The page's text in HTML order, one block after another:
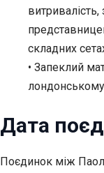
складних
• Запеклий
Дата
Поєдинок між